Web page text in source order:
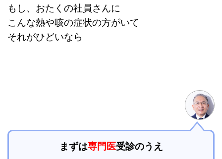
もし、おたくの社員さんに
こんな熱や咳の症状の方がいて
それがひどいなら
まずは専門医受診のうえ